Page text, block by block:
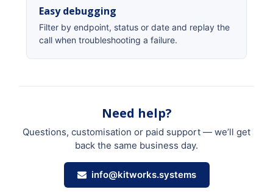
Easy debugging
Filter by endpoint, status or date and replay the
call when troubleshooting a failure.
Need help?
Questions, customisation or paid support — we’ll get
back the same business day.
info@kitworks.systems